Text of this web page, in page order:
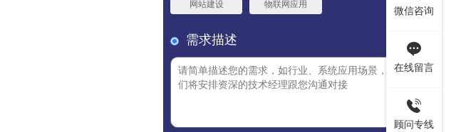
网站建设 物联网应用
需求描述
微信咨询
在线留言
顾问专线